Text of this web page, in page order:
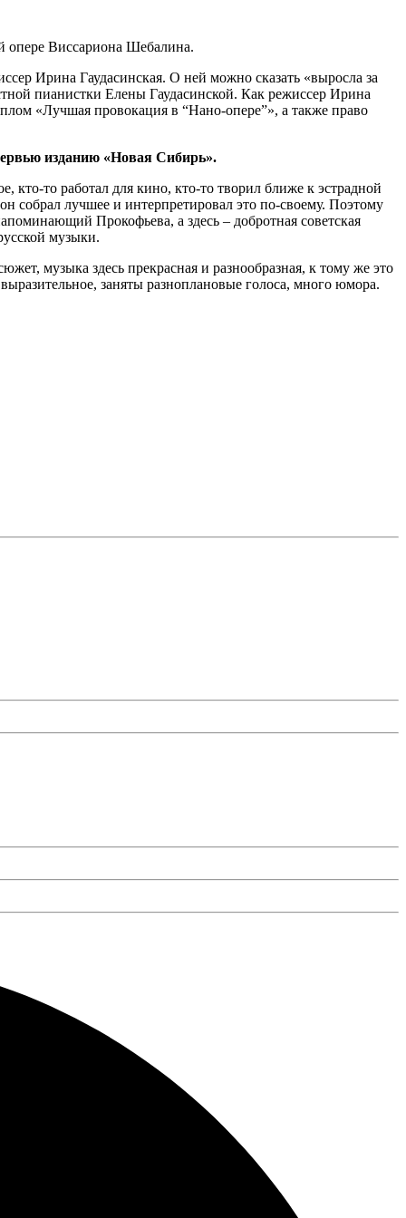
опере Виссариона Шебалина.
Ирина Гаудасинская. О ней можно сказать «выросла за
пианистки Елены Гаудасинской. Как режиссер Ирина
«Лучшая провокация в “Нано-опере”», а также право
изданию «Новая Сибирь».
кто-то работал для кино, кто-то творил ближе к эстрадной
собрал лучшее и интерпретировал это по-своему. Поэтому
Прокофьева, а здесь – добротная советская
музыки.
музыка здесь прекрасная и разнообразная, к тому же это
заняты разноплановые голоса, много юмора.